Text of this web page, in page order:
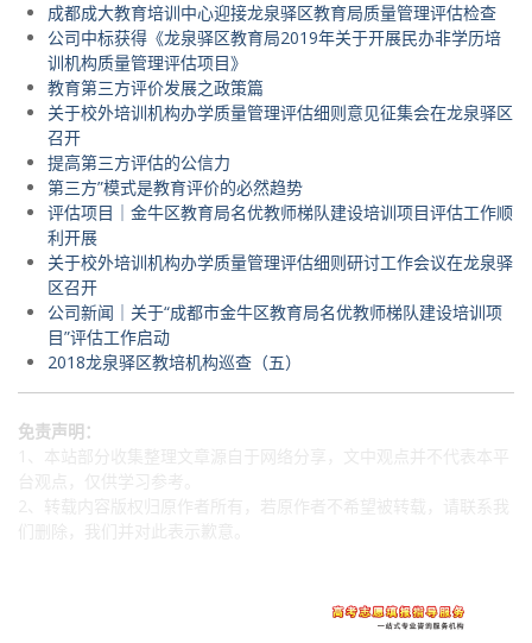
成都成大教育培训中心迎接龙泉驿区教育局质量管理评估检查
公司中标获得《龙泉驿区教育局2019年关于开展民办非学历培
训机构质量管理评估项目》
教育第三方评价发展之政策篇
关于校外培训机构办学质量管理评估细则意见征集会在龙泉驿区
召开
提高第三方评估的公信力
第三方”模式是教育评价的必然趋势
评估项目｜金牛区教育局名优教师梯队建设培训项目评估工作顺
利开展
关于校外培训机构办学质量管理评估细则研讨工作会议在龙泉驿
区召开
公司新闻｜关于“成都市金牛区教育局名优教师梯队建设培训项
目”评估工作启动
2018龙泉驿区教培机构巡查（五）
免责声明：